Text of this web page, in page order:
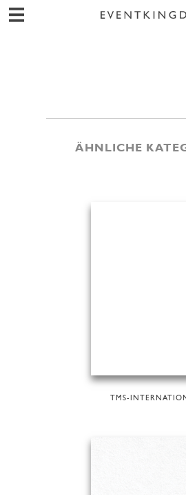
ÄHNLICHE
TMS-